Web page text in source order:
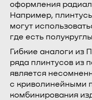
оформления
Например,
могут
где есть
Гибкие аналоги из
ряда плинтусов из
является
с криволинейными
комбинирования